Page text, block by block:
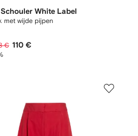
White Label
met wijde pijpen
€ 110 €